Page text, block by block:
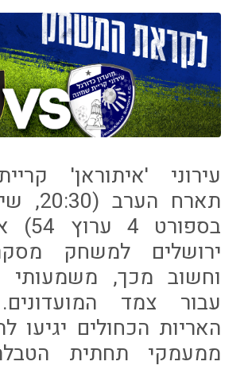
עירוני 'איתוראן'
תארח
ירושלים למשחק
וחשוב מכך, משמעותי
עבור צמד
האריות הכחולים יגיעו
ממעמקי תחתית